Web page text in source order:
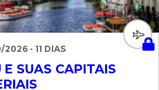
- 11 DIAS
E SUAS CAPITAIS